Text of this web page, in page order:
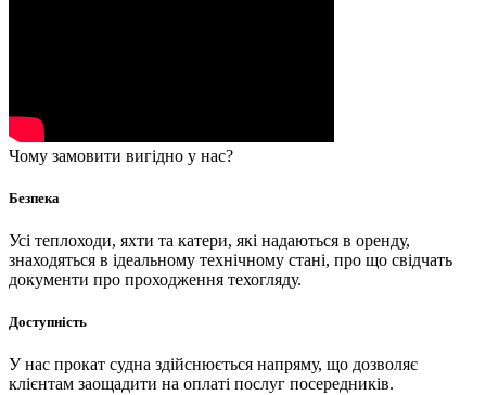
Чому замовити вигідно у нас?
Безпека
Усі теплоходи, яхти та катери, які надаються в оренду,
знаходяться в ідеальному технічному стані, про що свідчать
документи про проходження техогляду.
Доступність
У нас прокат судна здійснюється напряму, що дозволяє
клієнтам заощадити на оплаті послуг посередників.